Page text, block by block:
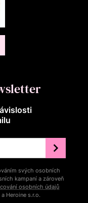
svých osobních
kampaní a zároveň
osobních údajů
Heroine s.r.o.